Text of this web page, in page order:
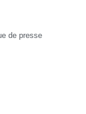
de presse